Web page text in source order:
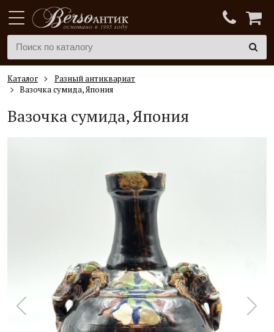
Каталог
Разный антиквариат
Вазочка сумида, Япония
Вазочка сумида, Япония